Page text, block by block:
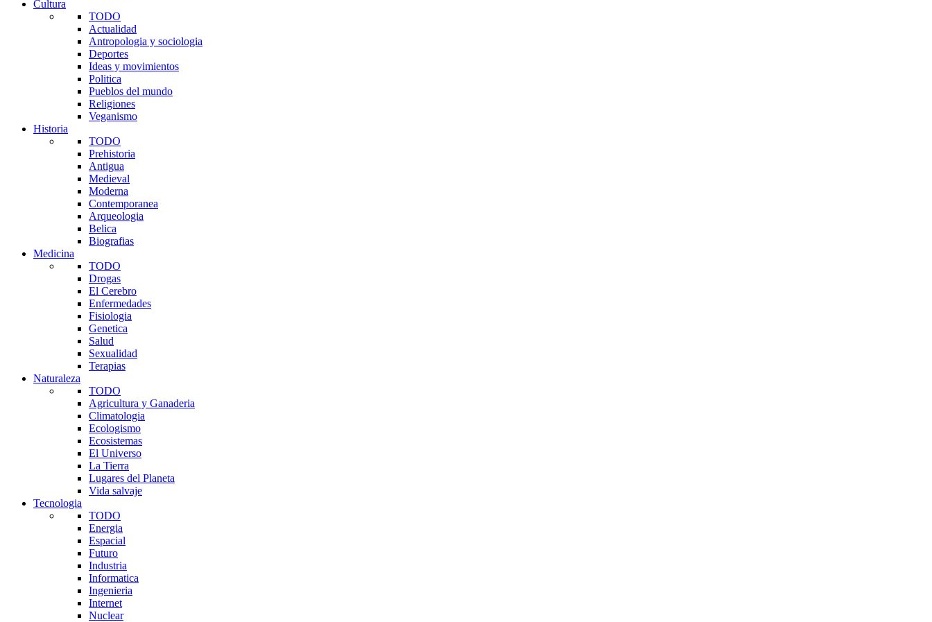
Cultura
TODO
Actualidad
Antropologia y sociologia
Deportes
Ideas y movimientos
Politica
Pueblos del mundo
Religiones
Veganismo
Historia
TODO
Prehistoria
Antigua
Medieval
Moderna
Contemporanea
Arqueologia
Belica
Biografias
Medicina
TODO
Drogas
El Cerebro
Enfermedades
Fisiologia
Genetica
Salud
Sexualidad
Terapias
Naturaleza
TODO
Agricultura y Ganaderia
Climatologia
Ecologismo
Ecosistemas
El Universo
La Tierra
Lugares del Planeta
Vida salvaje
Tecnologia
TODO
Energia
Espacial
Futuro
Industria
Informatica
Ingenieria
Internet
Nuclear